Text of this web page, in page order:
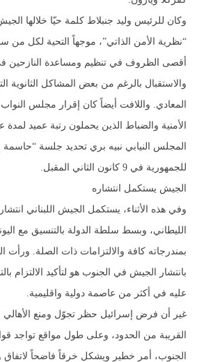
وكان للرئيس وليد جنبلاط كلمة حيّا خلالها
“نظرية الأمن الذاتي”، موجهاً التحية لكل من
أقصى الظروف في تنظيم ومساعدة النازحين في
والاستقبال بالرغم من بعض المشاكل الثانوية
المعادي. واللافت أيضاً كان إقرار مجلس النواب
الأمنية والضباط الذين يحملون رتبة عميد
المجلس النيابي نبيه بري تحديد جلسة
للجمهورية في 9 كانون الثاني المقبل.
الجيش يستكمل انتشاره
وفي هذه الأثناء، يستكمل الجيش اللبناني
بمندرجاته كافة والالتزامات ذات الصلة. ورأت
بانتشار الجيش في الجنوب هو لتأكيد الالتزام
عليه في أكثر من عاصمة دولية واقليمية.
غير أن فرض إسرائيل حظر تجوّل ومنع الأهالي
القريبة من الحدود، وعلى طول مواقع تواجد
الجنوب، أمر خطير ويشكل خرقاً فاضحاً لاتفاق